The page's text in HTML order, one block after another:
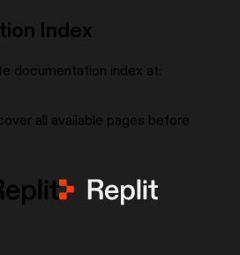
Index
documentation index at:
all available pages before